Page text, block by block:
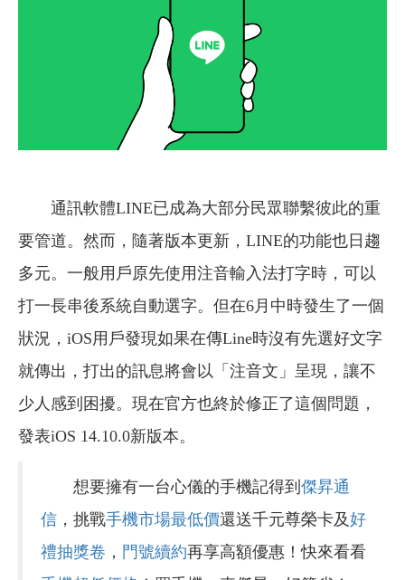
通訊軟體LINE已成為大部分民眾聯繫彼此的重
要管道。然而，隨著版本更新，LINE的功能也日趨
多元。一般用戶原先使用注音輸入法打字時，可以
打一長串後系統自動選字。但在6月中時發生了一個
狀況，iOS用戶發現如果在傳Line時沒有先選好文字
就傳出，打出的訊息將會以「注音文」呈現，讓不
少人感到困擾。現在官方也終於修正了這個問題，
發表iOS 14.10.0新版本。
想要擁有一台心儀的手機記得到 傑昇通
信 ，挑戰手機市場最低價還送千元尊榮卡及好
禮抽獎卷 ， 門號續約再享高額優惠！快來看看